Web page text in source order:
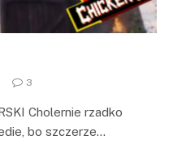
3
Cholernie rzadko
bo szczerze…